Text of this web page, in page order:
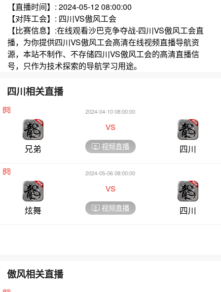
【直播时间】: 2024-05-12 08:00:00
【对阵工会】: 四川VS傲风工会
【比赛信息】:在线观看沙巴克争夺战-四川VS傲风工会直
播，为你提供四川VS傲风工会高清在线视频直播导航资
源，本站不制作、不存储四川VS傲风工会的高清直播信
号，只作为技术探索的导航学习用途。
四川相关直播
兄弟
2024-04-10 08:00:00
vs
视频直播 四川
炫舞
2024-05-06 08:00:00
vs
视频直播 四川
傲风相关直播